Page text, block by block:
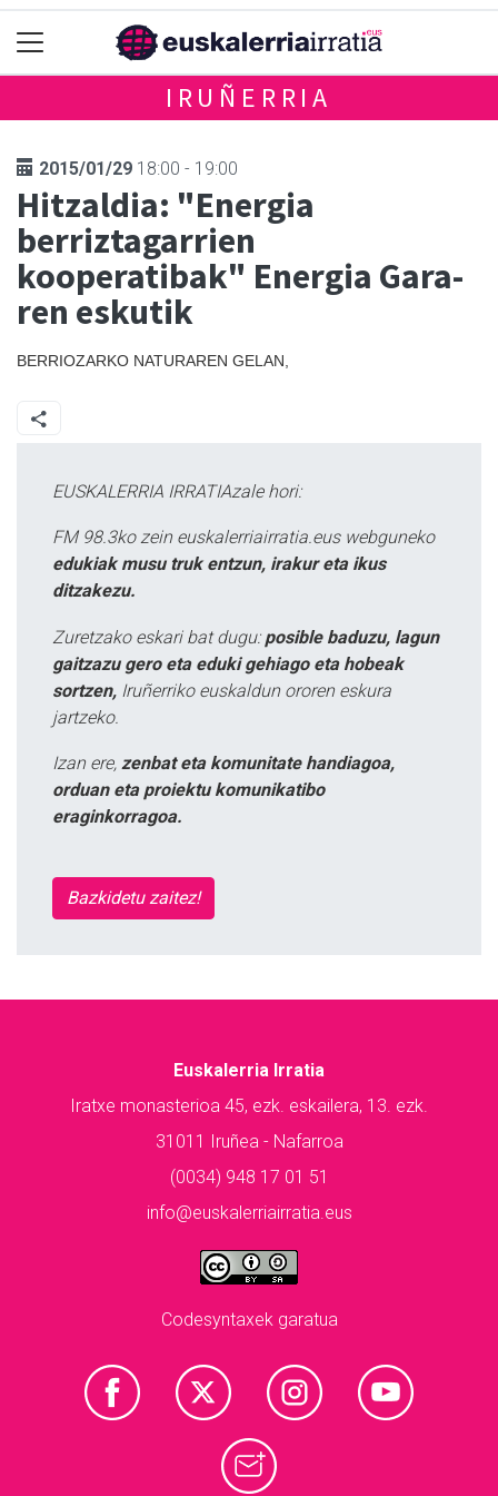
IRUÑERRIA
2015/01/29 18:00 - 19:00
Hitzaldia: "Energia
berriztagarrien
kooperatibak" Energia Gara-
ren eskutik
BERRIOZARKO NATURAREN GELAN,
EUSKALERRIA IRRATIAzale hori:
FM 98.3ko zein euskalerriairratia.eus webguneko
edukiak musu truk entzun, irakur eta ikus
ditzakezu.
Zuretzako eskari bat dugu: posible baduzu, lagun
gaitzazu gero eta eduki gehiago eta hobeak
sortzen, Iruñerriko euskaldun ororen eskura
jartzeko.
Izan ere, zenbat eta komunitate handiagoa,
orduan eta proiektu komunikatibo
eraginkorragoa.
Bazkidetu zaitez!
Euskalerria Irratia
Iratxe monasterioa 45, ezk. eskailera, 13. ezk.
31011 Iruñea - Nafarroa
(0034) 948 17 01 51
info@euskalerriairratia.eus
Codesyntaxek garatua